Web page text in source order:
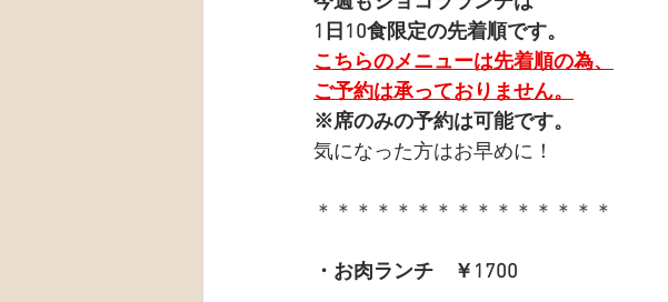
1日10食限定の先着順です。
こちらのメニューは先着順の為、
ご予約は承っておりません。
※席のみの予約は可能です。
気になった方はお早めに！
＊＊＊＊＊＊＊＊＊＊＊＊＊＊＊
・お肉ランチ　￥1700